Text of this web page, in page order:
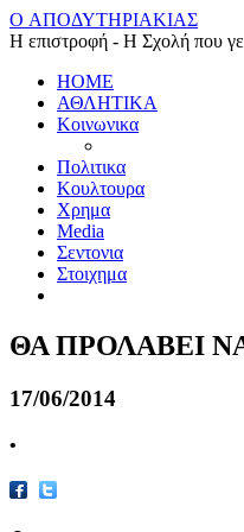
O ΑΠΟΔΥΤΗΡΙΑΚΙΑΣ
Η επιστροφή - Η Σχολή που
HOME
ΑΘΛΗΤΙΚΑ
Κοινωνικα
Πολιτικα
Κουλτουρα
Χρημα
Media
Σεντονια
Στοιχημα
ΘΑ ΠΡΟΛΑΒΕΙ
17/06/2014
•